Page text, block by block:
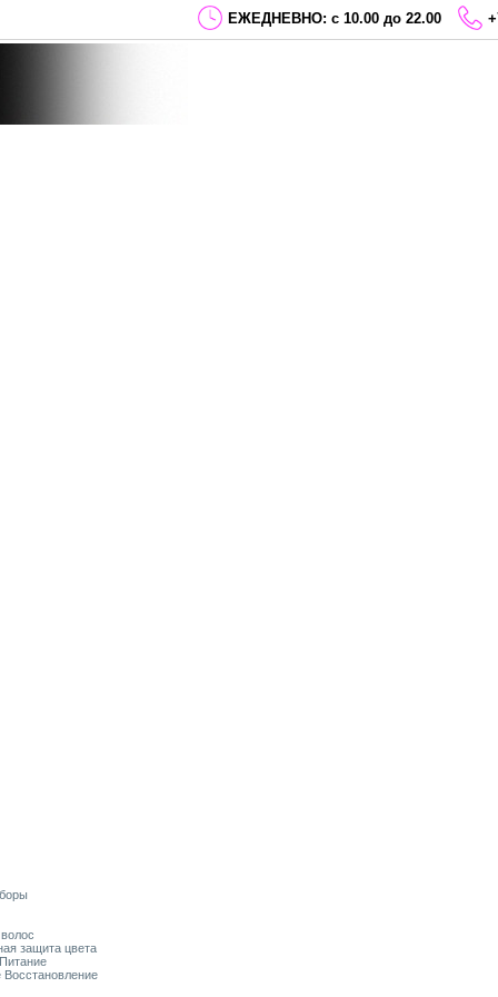
ЕЖЕДНЕВНО: с 10.00 до 22.00
защита цвета
Восстановление